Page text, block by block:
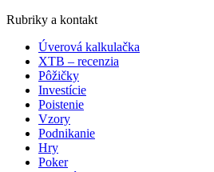
Rubriky a kontakt
Úverová kalkulačka
XTB – recenzia
Pôžičky
Investície
Poistenie
Vzory
Podnikanie
Hry
Poker